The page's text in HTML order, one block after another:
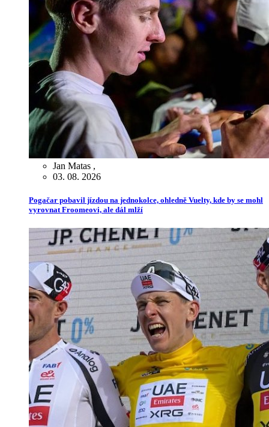
Jan Matas ,
03. 08. 2026
Pogačar pobavil jízdou na jednokolce, ohledně Vuelty, kde by se mohl
vyrovnat Froomeovi, ale dál mlží